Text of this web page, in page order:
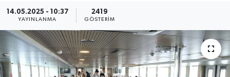
14.05.2025 - 10:37
YAYINLANMA
2419
GÖSTERIM
KEMERBURGAZ
KÜLTÜR - SANAT